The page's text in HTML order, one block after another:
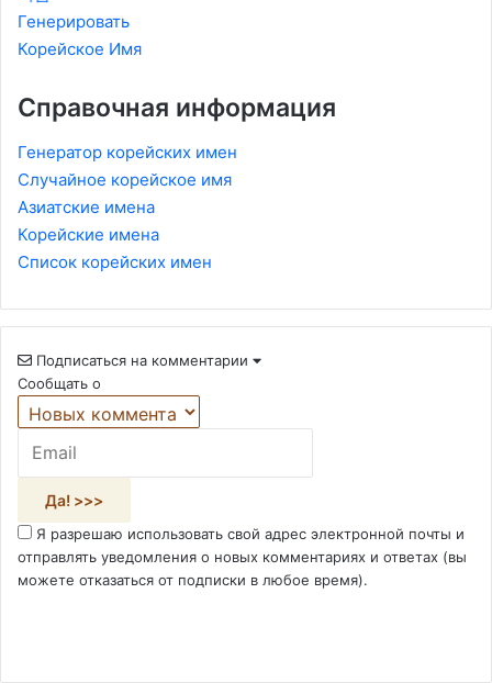
Генерировать
Корейское Имя
Справочная информация
Генератор корейских имен
Случайное корейское имя
Азиатские имена
Корейские имена
Список корейских имен
Подписаться на комментарии
Сообщать о
Я разрешаю использовать свой адрес электронной почты и
отправлять уведомления о новых комментариях и ответах (вы
можете отказаться от подписки в любое время).